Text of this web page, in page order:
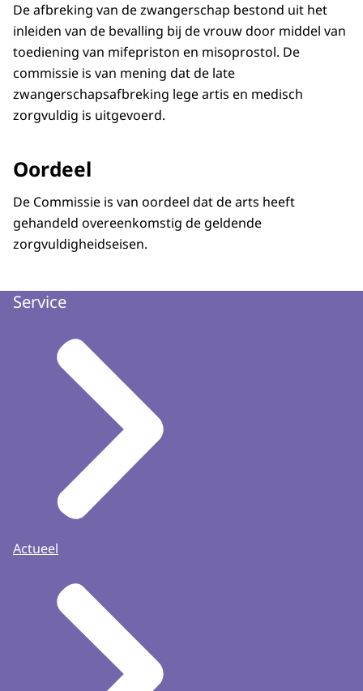
De afbreking van de zwangerschap bestond uit het
inleiden van de bevalling bij de vrouw door middel van
toediening van mifepriston en misoprostol. De
commissie is van mening dat de late
zwangerschapsafbreking lege artis en medisch
zorgvuldig is uitgevoerd.
Oordeel
De Commissie is van oordeel dat de arts heeft
gehandeld overeenkomstig de geldende
zorgvuldigheidseisen.
Service
Actueel